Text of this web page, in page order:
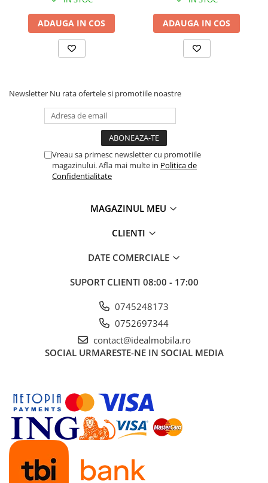
ADAUGA IN COS ADAUGA IN COS
Newsletter Nu rata ofertele si promotiile noastre
Vreau sa primesc newsletter cu promotiile
magazinului. Afla mai multe in Politica de
Confidentialitate
MAGAZINUL MEU
CLIENTI
DATE COMERCIALE
SUPORT CLIENTI 08:00 - 17:00
0745248173
0752697344
contact@idealmobila.ro
SOCIAL URMARESTE-NE IN SOCIAL MEDIA